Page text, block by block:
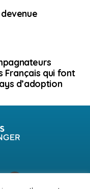
Français qui font
d’adoption